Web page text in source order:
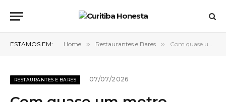
ESTAMOS EM: Home » Restaurantes e Bares » Com quase um metro, versão gigante promete chamar a atenção no Dia Mundial da Pizza
RESTAURANTES E BARES 07/07/2026